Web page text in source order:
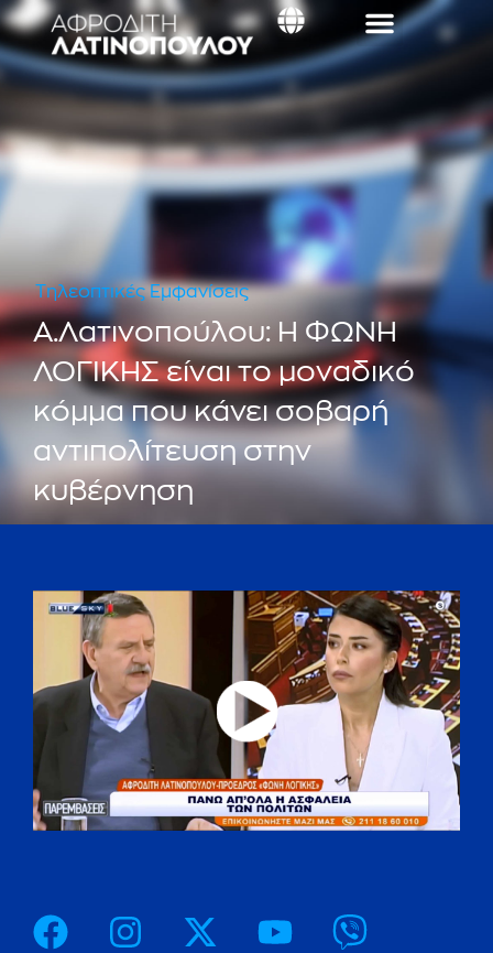
Τηλεοπτικές Εμφανίσεις
Α.Λατινοπούλου: Η ΦΩΝΗ
ΛΟΓΙΚΗΣ είναι το μοναδικό
κόμμα που κάνει σοβαρή
αντιπολίτευση στην
κυβέρνηση